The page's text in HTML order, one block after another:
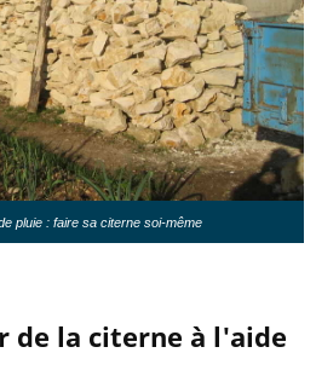
pluie : faire sa citerne soi-même
de la citerne à l'aide